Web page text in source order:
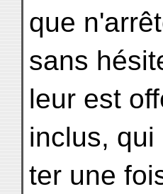
que
sans
leur est
inclus,
ter une